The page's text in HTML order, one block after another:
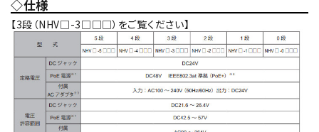
◇仕様
【3段（NHV□-3□□□）をご覧ください】